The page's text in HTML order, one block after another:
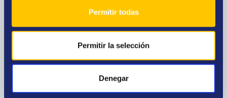
Permitir todas
Permitir la selección
Denegar
Ocasiones únicas, precios especiales. Joyas
para inversión.